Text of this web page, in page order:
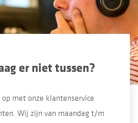
er niet tussen?
met onze klantenservice
Wij zijn van maandag t/m